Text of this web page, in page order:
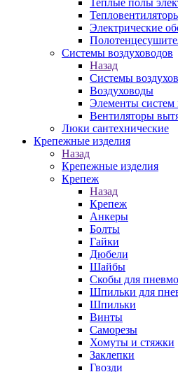
Теплые полы
Электрические
Системы воздуховодов
Назад
Системы
Воздуховоды
Элементы систем
Вентиляторы
Люки сантехнические
Крепежные изделия
Назад
Крепежные изделия
Крепеж
Назад
Крепеж
Анкеры
Болты
Гайки
Дюбели
Шайбы
Скобы для
Шпильки для
Шпильки
Винты
Саморезы
Хомуты и стяжки
Заклепки
Гвозди